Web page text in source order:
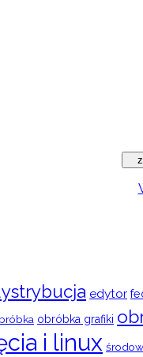
edytor
obróbka grafiki
i linux